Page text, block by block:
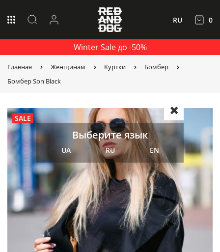
Winter Sale до -50%
RU 0
Главная Женщинам Куртки
Бомбер
Бомбер Son Black
SALE
Выберите язык
UA RU EN